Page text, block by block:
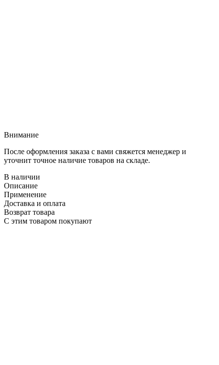
Внимание
После оформления заказа с вами свяжется менеджер и
уточнит точное наличие товаров на складе.
В наличии
Описание
Применение
Доставка и оплата
Возврат товара
С этим товаром покупают